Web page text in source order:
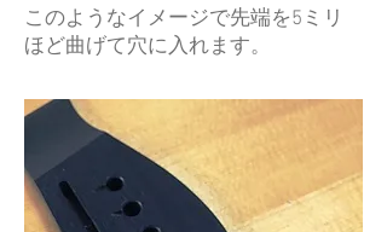
このようなイメージで先端を5ミリ
ほど曲げて穴に入れます。